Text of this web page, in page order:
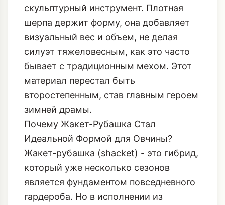
скульптурный инструмент. Плотная
шерпа держит форму, она добавляет
визуальный вес и объем, не делая
силуэт тяжеловесным, как это часто
бывает с традиционным мехом. Этот
материал перестал быть
второстепенным, став главным героем
зимней драмы.
Почему Жакет-Рубашка Стал
Идеальной Формой для Овчины?
Жакет-рубашка (shacket) - это гибрид,
который уже несколько сезонов
является фундаментом повседневного
гардероба. Но в исполнении из